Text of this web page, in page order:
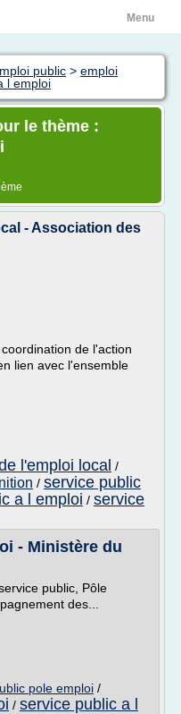
Menu
public > emploi
l emploi
le thème :
- Association des
de l'action
lien avec l'ensemble
l'emploi local /
/ service public
a l emploi / service
- Ministère du
public, Pôle
des...
pole emploi /
/ service public a l